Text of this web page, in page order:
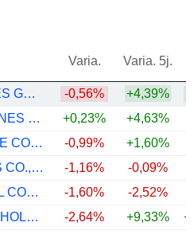
Varia. Varia. 5j.
AMERICAN AIRLINES GROUP INC. -0,56% +4,39%
SOUTHWEST AIRLINES CO.
+0,23% +4,63%
EXCHANGE INCOME CORPORATION
-0,99% +1,60%
JUNEYAO AIRLINES CO., LTD
-1,16% -0,09%
ALLEGIANT TRAVEL COMPANY
-1,60% -2,52%
FRONTIER GROUP HOLDINGS, INC.
-2,64% +9,33%